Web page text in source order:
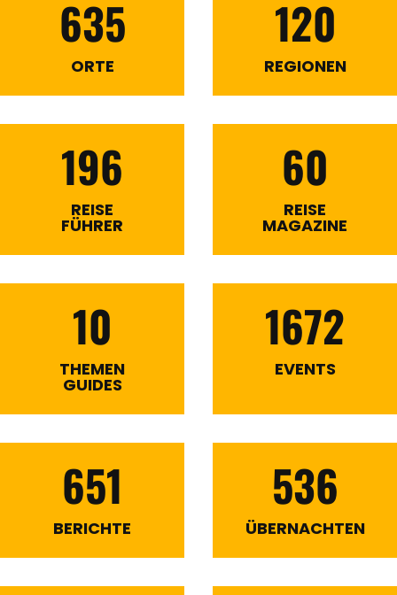
635
ORTE
120
REGIONEN
196
REISE
FÜHRER
60
REISE
MAGAZINE
10
THEMEN
GUIDES
1672
EVENTS
651
BERICHTE
536
ÜBERNACHTEN